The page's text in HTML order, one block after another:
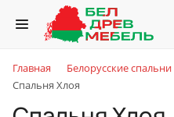
Главная Белорусские спальни
Спальня Хлоя